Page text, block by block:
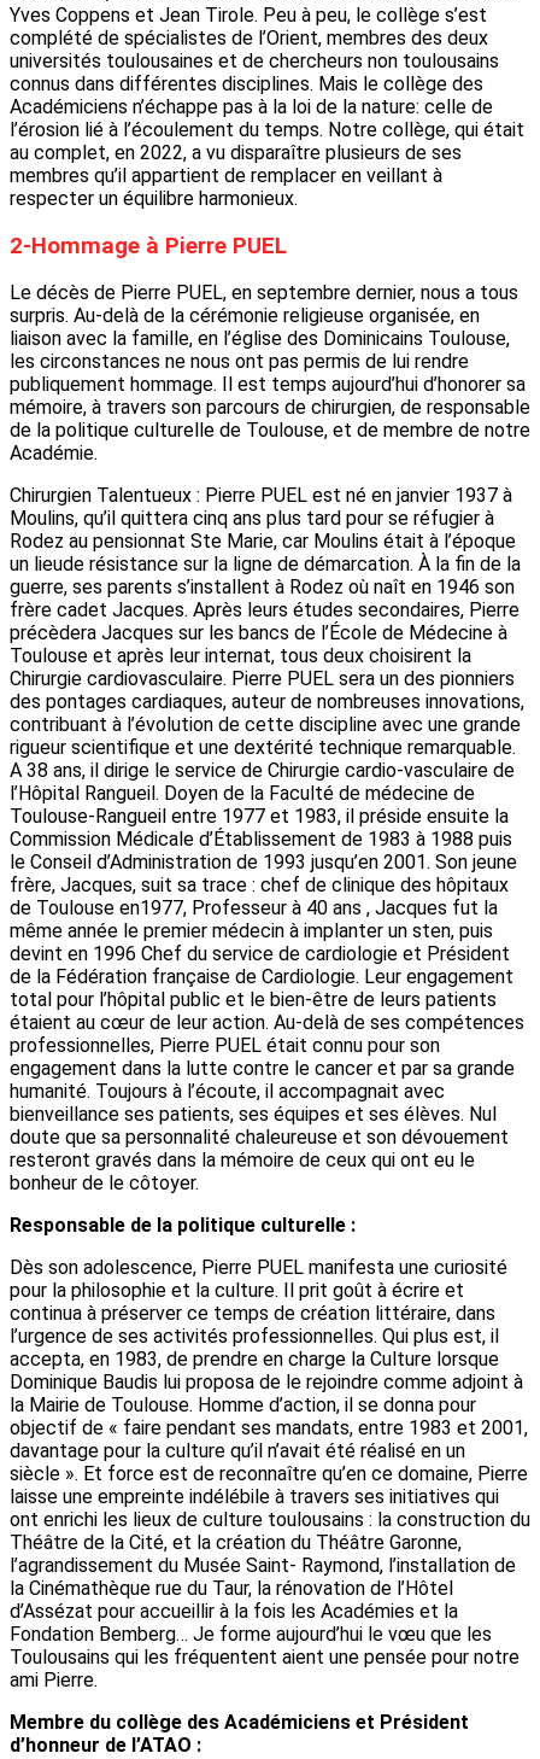
Yves Coppens et Jean Tirole. Peu à peu, le collège s’est
complété de spécialistes de l’Orient, membres des deux
universités toulousaines et de chercheurs non toulousains
connus dans différentes disciplines. Mais le collège des
Académiciens n’échappe pas à la loi de la nature: celle de
l’érosion lié à l’écoulement du temps. Notre collège, qui était
au complet, en 2022, a vu disparaître plusieurs de ses
membres qu’il appartient de remplacer en veillant à
respecter un équilibre harmonieux.
2-Hommage à Pierre PUEL
Le décès de Pierre PUEL, en septembre dernier, nous a tous
surpris. Au-delà de la cérémonie religieuse organisée, en
liaison avec la famille, en l’église des Dominicains Toulouse,
les circonstances ne nous ont pas permis de lui rendre
publiquement hommage. Il est temps aujourd’hui d’honorer sa
mémoire, à travers son parcours de chirurgien, de responsable
de la politique culturelle de Toulouse, et de membre de notre
Académie.
Chirurgien Talentueux : Pierre PUEL est né en janvier 1937 à
Moulins, qu’il quittera cinq ans plus tard pour se réfugier à
Rodez au pensionnat Ste Marie, car Moulins était à l’époque
un lieude résistance sur la ligne de démarcation. À la fin de la
guerre, ses parents s’installent à Rodez où naît en 1946 son
frère cadet Jacques. Après leurs études secondaires, Pierre
précèdera Jacques sur les bancs de l’École de Médecine à
Toulouse et après leur internat, tous deux choisirent la
Chirurgie cardiovasculaire. Pierre PUEL sera un des pionniers
des pontages cardiaques, auteur de nombreuses innovations,
contribuant à l’évolution de cette discipline avec une grande
rigueur scientifique et une dextérité technique remarquable.
A 38 ans, il dirige le service de Chirurgie cardio-vasculaire de
l’Hôpital Rangueil. Doyen de la Faculté de médecine de
Toulouse-Rangueil entre 1977 et 1983, il préside ensuite la
Commission Médicale d’Établissement de 1983 à 1988 puis
le Conseil d’Administration de 1993 jusqu’en 2001. Son jeune
frère, Jacques, suit sa trace : chef de clinique des hôpitaux
de Toulouse en1977, Professeur à 40 ans , Jacques fut la
même année le premier médecin à implanter un sten, puis
devint en 1996 Chef du service de cardiologie et Président
de la Fédération française de Cardiologie. Leur engagement
total pour l’hôpital public et le bien-être de leurs patients
étaient au cœur de leur action. Au-delà de ses compétences
professionnelles, Pierre PUEL était connu pour son
engagement dans la lutte contre le cancer et par sa grande
humanité. Toujours à l’écoute, il accompagnait avec
bienveillance ses patients, ses équipes et ses élèves. Nul
doute que sa personnalité chaleureuse et son dévouement
resteront gravés dans la mémoire de ceux qui ont eu le
bonheur de le côtoyer.
Responsable de la politique culturelle :
Dès son adolescence, Pierre PUEL manifesta une curiosité
pour la philosophie et la culture. Il prit goût à écrire et
continua à préserver ce temps de création littéraire, dans
l’urgence de ses activités professionnelles. Qui plus est, il
accepta, en 1983, de prendre en charge la Culture lorsque
Dominique Baudis lui proposa de le rejoindre comme adjoint à
la Mairie de Toulouse. Homme d’action, il se donna pour
objectif de « faire pendant ses mandats, entre 1983 et 2001,
davantage pour la culture qu’il n’avait été réalisé en un
siècle ». Et force est de reconnaître qu’en ce domaine, Pierre
laisse une empreinte indélébile à travers ses initiatives qui
ont enrichi les lieux de culture toulousains : la construction du
Théâtre de la Cité, et la création du Théâtre Garonne,
l’agrandissement du Musée Saint- Raymond, l’installation de
la Cinémathèque rue du Taur, la rénovation de l’Hôtel
d’Assézat pour accueillir à la fois les Académies et la
Fondation Bemberg… Je forme aujourd’hui le vœu que les
Toulousains qui les fréquentent aient une pensée pour notre
ami Pierre.
Membre du collège des Académiciens et Président
d’honneur de l’ATAO :